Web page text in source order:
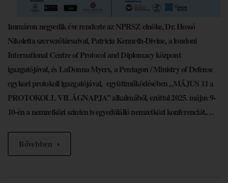
Immáron negyedik éve rendezte az NPRSZ elnöke, Dr. Hossó
Nikoletta szervezőtársaival, Patricia Kenneth-Divine, a londoni
International Centre of Protocol and Diplomacy központ
igazgatójával, és LaDonna Myers, a Pentagon / Ministry of Defense
egykori protokoll igazgatójával, együttműködésében „MÁJUS 11 a
PROTOKOLL VILÁGNAPJA” alkalmából, ezúttal 2025. május 9-
10-én a nemzetközi szinten is egyedülálló nemzetközi konferenciát,…
Bővebben